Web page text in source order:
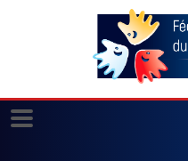
Panneau de gestion des cookies